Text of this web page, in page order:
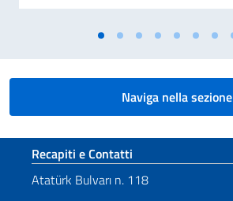
Naviga nella sezione
Sezione footer
Recapiti e Contatti
Atatürk Bulvarı n. 118